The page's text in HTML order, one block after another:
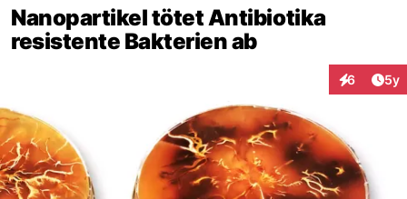
Nanopartikel tötet Antibiotika
resistente Bakterien ab
6 5y